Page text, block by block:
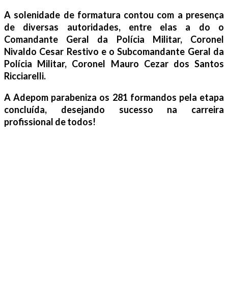
A solenidade de formatura contou com a presença
de diversas autoridades, entre elas a do o
Comandante Geral da Polícia Militar, Coronel
Nivaldo Cesar Restivo e o Subcomandante Geral da
Polícia Militar, Coronel Mauro Cezar dos Santos
Ricciarelli.
A Adepom parabeniza os 281 formandos pela etapa
concluída, desejando sucesso na carreira
profissional de todos!